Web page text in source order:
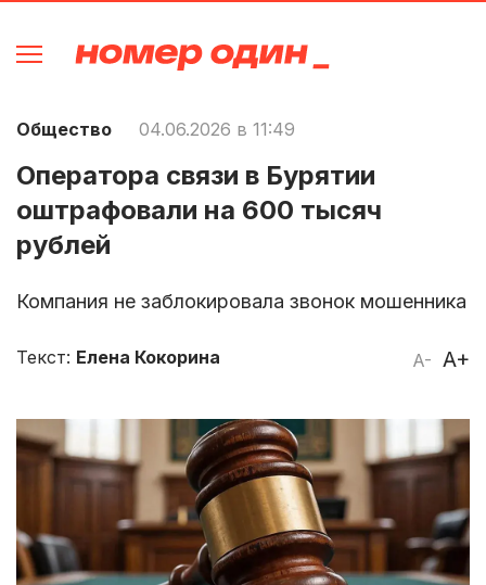
Общество 04.06.2026 в 11:49
Оператора связи в Бурятии
оштрафовали на 600 тысяч
рублей
Компания не заблокировала звонок мошенника
A- A+
Текст: Елена Кокорина